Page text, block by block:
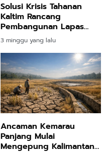
Solusi Krisis Tahanan
Kaltim Rancang
Pembangunan Lapas
Baru di Kutai Timur dan
Kutai Barat
3 minggu yang lalu
Ancaman Kemarau
Panjang Mulai
Mengepung Kalimantan